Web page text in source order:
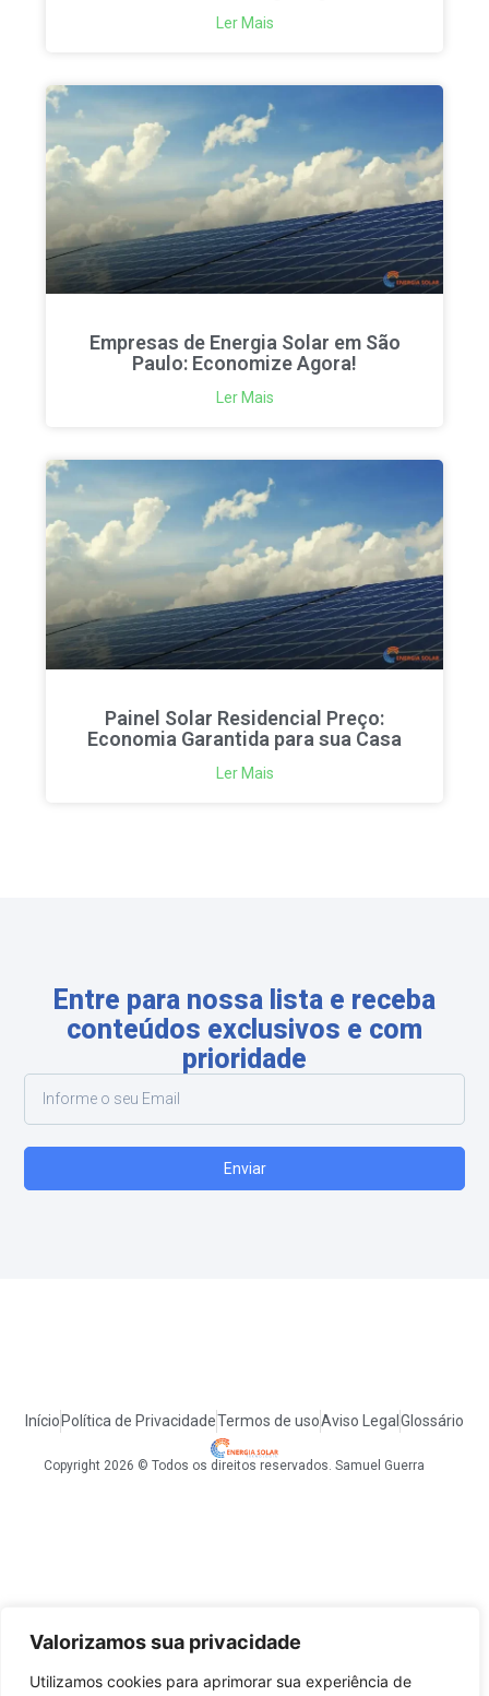
Valorizamos sua privacidade
Utilizamos cookies para aprimorar sua experiência de
Ler Mais
Empresas de Energia Solar em São
Paulo: Economize Agora!
Ler Mais
Painel Solar Residencial Preço:
Economia Garantida para sua Casa
Ler Mais
Entre para nossa lista e receba
conteúdos exclusivos e com
prioridade
Enviar
Início Política de PrivacidadeTermos de usoAviso Legal Glossário
Copyright 2026 © Todos os direitos reservados. Samuel Guerra